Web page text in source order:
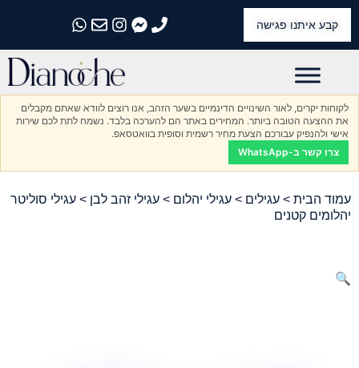
קבע איתנו פגישה
התקשרו אלינו
התקשרו אלינו
התקשרו אלינו
התקשרו אלינו
התקשרו אלינו
לקוחות יקרים, לאור השינויים הדינמיים בשער הזהב, אנו רוצים לוודא שאתם מקבלים
את ההצעה הטובה ביותר. המחירים באתר הם להערכה בלבד. נשמח לתת לכם שירות
אישי ולהנפיק עבורכם הצעת מחיר רשמית וסופית בוואטסאפ.
צרו קשר ב-WhatsApp
עמוד הבית > עגילים > עגילי יהלום > עגילי זהב לבן > עגילי סוליטר
יהלומים קטנים
🔍